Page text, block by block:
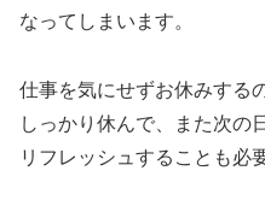
なってしまいます。
仕事を気にせずお休みする
しっかり休んで、また次の
リフレッシュすることも必